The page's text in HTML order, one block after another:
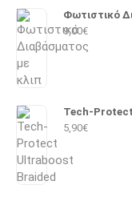
9,00€
5,90€